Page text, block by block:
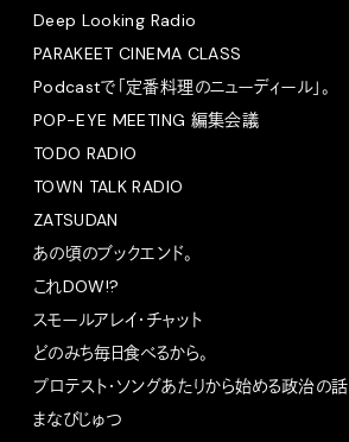
Deep Looking Radio
PARAKEET CINEMA CLASS
Podcastで「定番料理のニューディール」。
POP-EYE MEETING 編集会議
TODO RADIO
TOWN TALK RADIO
ZATSUDAN
あの頃のブックエンド。
これDOW!?
スモールアレイ・チャット
どのみち毎日食べるから。
プロテスト・ソングあたりから始める政治の話
まなびじゅつ